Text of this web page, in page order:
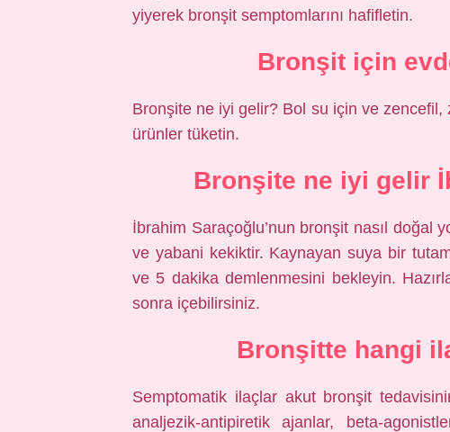
yiyerek bronşit semptomlarını hafifletin.
Bronşit için
Bronşite ne iyi gelir? Bol su için ve
ürünler tüketin.
Bronşite ne iyi gelir
İbrahim Saraçoğlu’nun bronşit nasıl doğal
ve yabani kekiktir. Kaynayan suya bir
ve 5 dakika demlenmesini bekleyin.
sonra içebilirsiniz.
Bronşitte hangi
Semptomatik ilaçlar akut bronşit
analjezik-antipiretik ajanlar, beta-